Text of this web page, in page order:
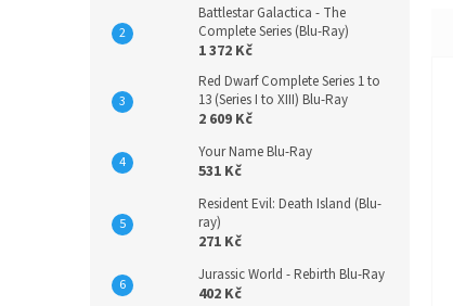
Battlestar Galactica - The
Complete Series (Blu-Ray)
1 372 Kč
Red Dwarf Complete Series 1 to
13 (Series I to XIII) Blu-Ray
2 609 Kč
Your Name Blu-Ray
531 Kč
Resident Evil: Death Island (Blu-
ray)
271 Kč
Jurassic World - Rebirth Blu-Ray
402 Kč